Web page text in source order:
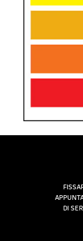
DI